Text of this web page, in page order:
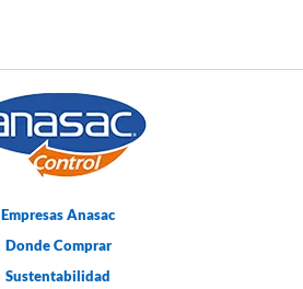
Empresas Anasac
Donde Comprar
Sustentabilidad